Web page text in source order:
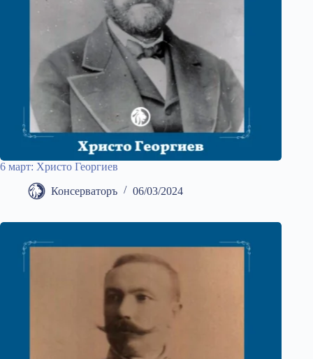
6 март: Христо Георгиев
Консерваторъ 06/03/2024